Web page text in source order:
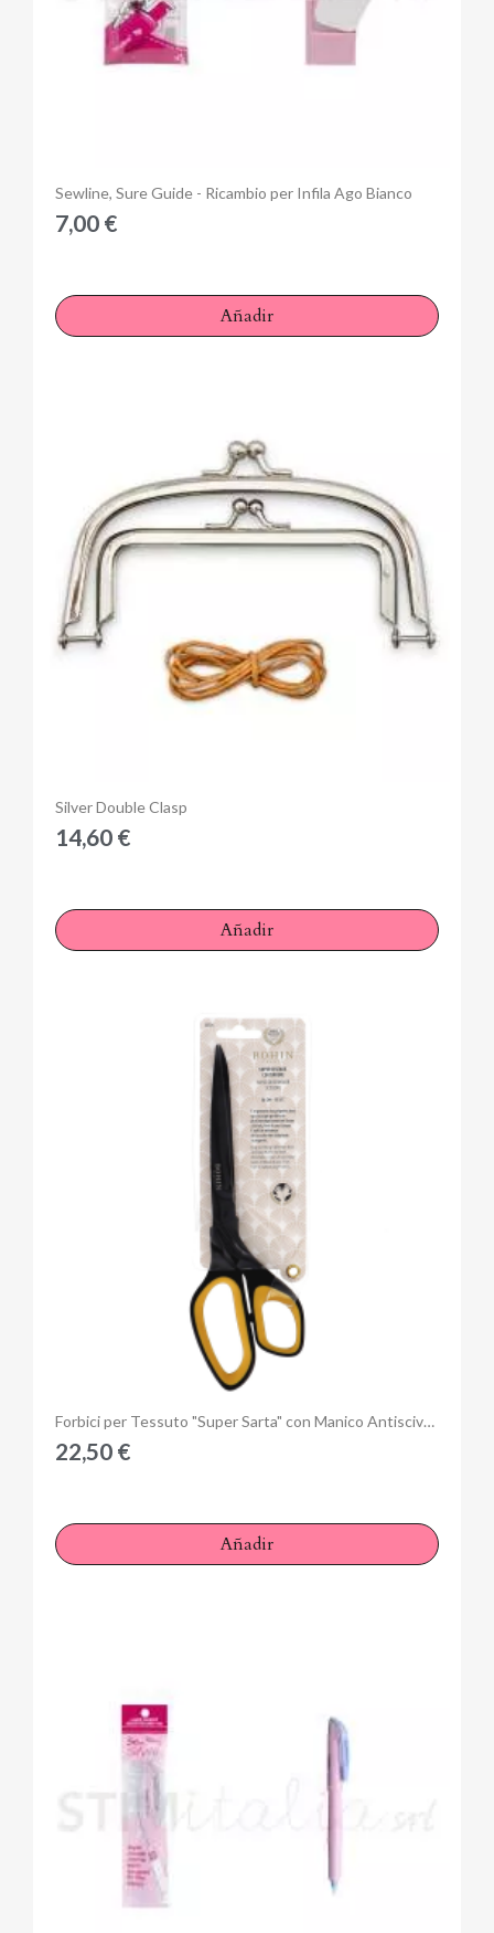
Anteprima
Sewline, Sure Guide - Ricambio per Infila Ago Bianco
7,00 €
Añadir
Silver Double Clasp
14,60 €
Añadir
Anteprima Forbici per Tessuto "Super Sarta" con Manico Antiscivolo e Lama inox da 26 cm
22,50 €
Añadir